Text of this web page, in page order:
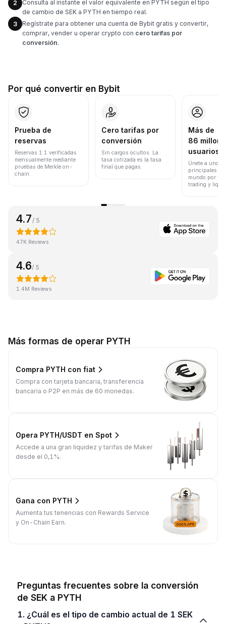
2
Consulta al instante el valor equivalente en PYTH según el tipo
de cambio de SEK a PYTH en tiempo real.
3
Regístrate para obtener una cuenta de Bybit gratis y convertir,
comprar, vender u operar crypto con cero tarifas por
conversión.
Por qué convertir en Bybit
Prueba de
reservas
Reservas 1:1 verificadas
mensualmente mediante
pruebas de Merkle on-
chain.
Cero tarifas por
conversión
Sin cargos ocultos. La
tasa cotizada es la tasa
final que pagas.
Más de
86
usuarios
Únete a uno
principales
mundo por
trading y
4.7 / 5
47K Reviews
4.6/ 5
1.4M Reviews
Más formas de operar PYTH
Compra PYTH con fiat
Compra con tarjeta bancaria, transferencia
bancaria o P2P en más de 60 monedas.
Opera PYTH/USDT en Spot
Accede a una gran liquidez y tarifas de Maker
desde el 0,1%.
Gana con PYTH
Aumenta tus tenencias con Rewards Service
y On-Chain Earn.
Preguntas frecuentes sobre la conversión
de SEK a PYTH
1. ¿Cuál es el tipo de cambio actual de 1 SEK